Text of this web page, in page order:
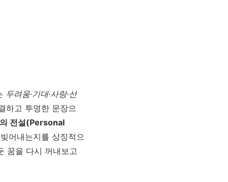
두려움·기대·사랑·선
하고 투명한 문장으
전설(Personal
어내는지를 상징적으
꿈을 다시 꺼내보고